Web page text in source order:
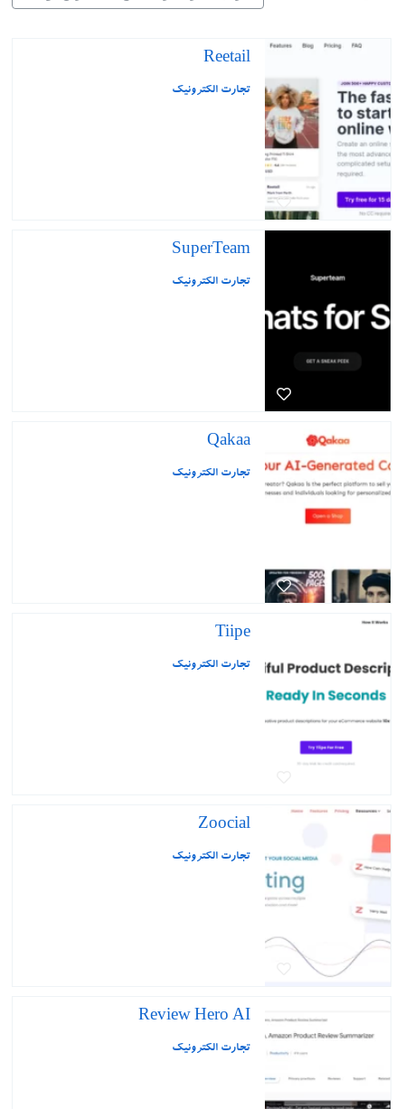
Reetail
تجارت الکترونیک
SuperTeam
تجارت الکترونیک
Qakaa
تجارت الکترونیک
Tiipe
تجارت الکترونیک
Zoocial
تجارت الکترونیک
Review Hero AI
تجارت الکترونیک